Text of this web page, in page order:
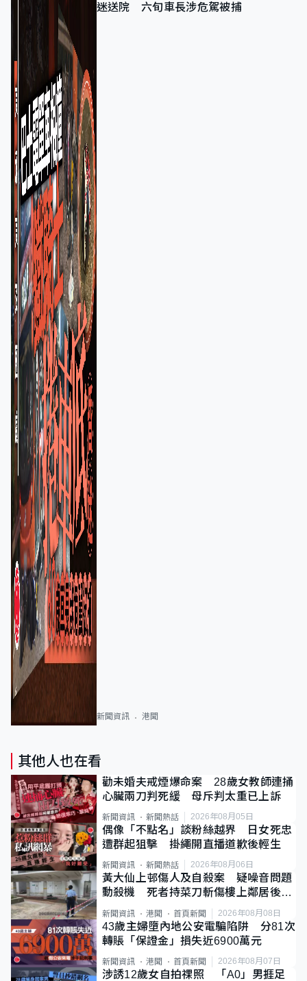
迷送院 六旬車長涉危駕被捕
新聞資訊 港聞
其他人也在看
勸未婚夫戒煙爆命案 28歲女教師連捅
心臟兩刀判死緩 母斥判太重已上訴
新聞資訊 新聞熱話 2026年08月05日
偶像「不點名」談粉絲越界 日女死忠
遭群起狙擊 掛繩開直播道歉後輕生
新聞資訊 新聞熱話 2026年08月06日
黃大仙上邨傷人及自殺案 疑噪音問題
動殺機 死者持菜刀斬傷樓上鄰居後墮
新聞資訊 港聞 首頁新聞 2026年08月08日
43歲主婦墮內地公安電騙陷阱 分81次
轉賬「保證金」損失近6900萬元
新聞資訊 港聞 首頁新聞 2026年08月07日
涉誘12歲女自拍祼照 「A0」男捱足